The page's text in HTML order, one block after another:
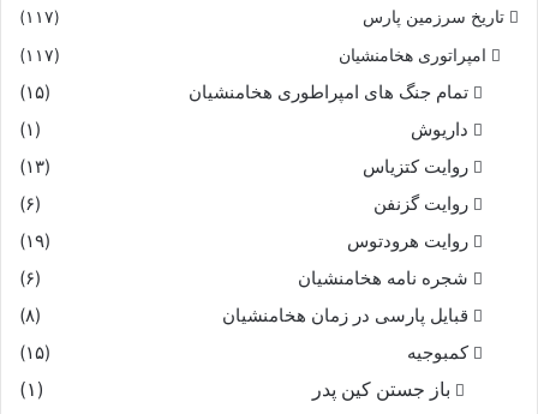
تاریخ سرزمین پارس (۱۱۷)
امپراتوری هخامنشیان (۱۱۷)
تمام جنگ های امپراطوری هخامنشیان
(۱۵)
داریوش
(۱)
روایت کتزیاس
(۱۳)
روایت گزنفن
(۶)
روایت هرودتوس
(۱۹)
شجره نامه هخامنشیان
(۶)
قبایل پارسی در زمان هخامنشیان
(۸)
کمبوجیه
(۱۵)
باز جستن کین پدر
(۱)